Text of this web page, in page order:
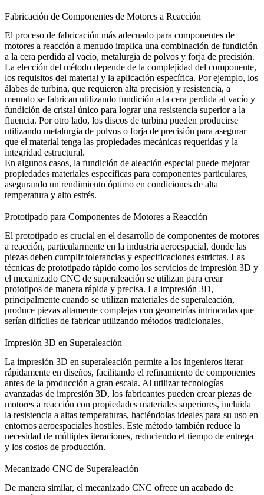
Fabricación de Componentes de Motores a Reacción
El proceso de fabricación más adecuado para componentes de
motores a reacción a menudo implica una combinación de fundición
a la cera perdida al vacío, metalurgia de polvos y forja de precisión.
La elección del método depende de la complejidad del componente,
los requisitos del material y la aplicación específica. Por ejemplo, los
álabes de turbina, que requieren alta precisión y resistencia, a
menudo se fabrican utilizando fundición a la cera perdida al vacío y
fundición de cristal único para lograr una resistencia superior a la
fluencia. Por otro lado, los discos de turbina pueden producirse
utilizando metalurgia de polvos o forja de precisión para asegurar
que el material tenga las propiedades mecánicas requeridas y la
integridad estructural.
En algunos casos, la fundición de aleación especial puede mejorar
propiedades materiales específicas para componentes particulares,
asegurando un rendimiento óptimo en condiciones de alta
temperatura y alto estrés.
Prototipado para Componentes de Motores a Reacción
El prototipado es crucial en el desarrollo de componentes de motores
a reacción, particularmente en la industria aeroespacial, donde las
piezas deben cumplir tolerancias y especificaciones estrictas. Las
técnicas de prototipado rápido como los servicios de impresión 3D y
el mecanizado CNC de superaleación se utilizan para crear
prototipos de manera rápida y precisa. La impresión 3D,
principalmente cuando se utilizan materiales de superaleación,
produce piezas altamente complejas con geometrías intrincadas que
serían difíciles de fabricar utilizando métodos tradicionales.
Impresión 3D en Superaleación
La impresión 3D en superaleación permite a los ingenieros iterar
rápidamente en diseños, facilitando el refinamiento de componentes
antes de la producción a gran escala. Al utilizar tecnologías
avanzadas de impresión 3D, los fabricantes pueden crear piezas de
motores a reacción con propiedades materiales superiores, incluida
la resistencia a altas temperaturas, haciéndolas ideales para su uso en
entornos aeroespaciales hostiles. Este método también reduce la
necesidad de múltiples iteraciones, reduciendo el tiempo de entrega
y los costos de producción.
Mecanizado CNC de Superaleación
De manera similar, el mecanizado CNC ofrece un acabado de